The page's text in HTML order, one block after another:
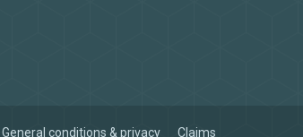
General conditions & privacy Claims